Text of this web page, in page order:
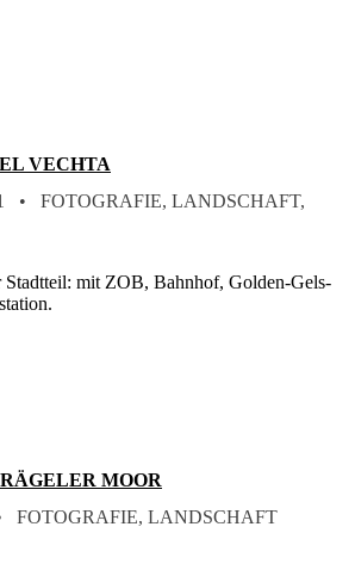
VECHTA
WRITTEN BY:
STEFAN
CATEGORIZED IN:
FOTOGRAFIE, LANDSCHAFT,
Stadtteil: mit ZOB, Bahnhof, Golden-Gels-
MOOR
WRITTEN BY:
STEFAN
CATEGORIZED IN:
FOTOGRAFIE, LANDSCHAFT